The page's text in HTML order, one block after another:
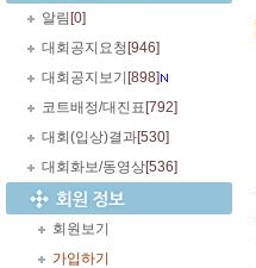
알림 [0]
대회공지요청 [946]
대회공지보기 [898]
코트배정/대진표 [792]
대회(입상)결과[530]
대회화보/동영상[536]
회원보기
가입하기